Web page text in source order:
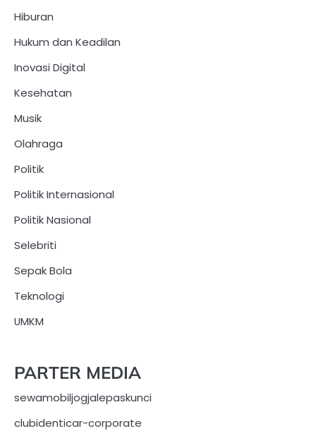
Hiburan
Hukum dan Keadilan
Inovasi Digital
Kesehatan
Musik
Olahraga
Politik
Politik Internasional
Politik Nasional
Selebriti
Sepak Bola
Teknologi
UMKM
PARTER MEDIA
sewamobiljogjalepaskunci
clubidenticar-corporate